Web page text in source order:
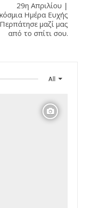
29η Απριλίου |
Ημέρα Ευχής
μαζί μας
από το σπίτι σου.
All